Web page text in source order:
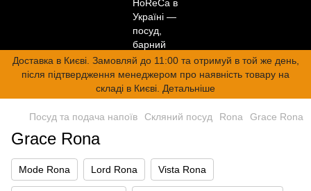
Доставка в Києві. Замовляй до 11:00 та отримуй в той же день,
після підтвердження менеджером про наявність товару на
складі в Києві. Детальніше
Посуд та подача напоїв Скляний посуд Rona Grace Rona
Grace Rona
Mode Rona Lord Rona Vista Rona